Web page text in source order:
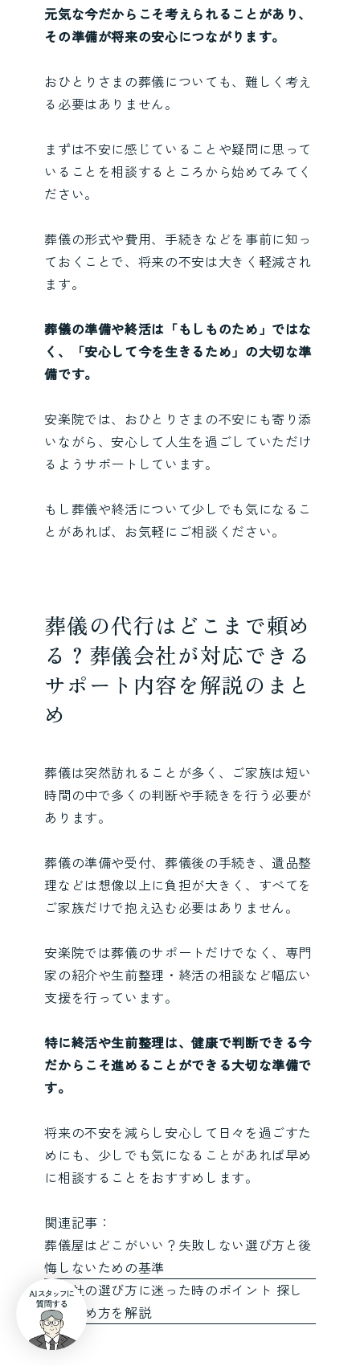
元気な今だからこそ考えられることがあり、
その準備が将来の安心につながります。
おひとりさまの葬儀についても、難しく考え
る必要はありません。
まずは不安に感じていることや疑問に思って
いることを相談するところから始めてみてく
ださい。
葬儀の形式や費用、手続きなどを事前に知っ
ておくことで、将来の不安は大きく軽減され
ます。
葬儀の準備や終活は「もしものため」ではな
く、「安心して今を生きるため」の大切な準
備です。
安楽院では、おひとりさまの不安にも寄り添
いながら、安心して人生を過ごしていただけ
るようサポートしています。
もし葬儀や終活について少しでも気になるこ
とがあれば、お気軽にご相談ください。
葬儀の代行はどこまで頼め
る？葬儀会社が対応できる
サポート内容を解説のまと
め
葬儀は突然訪れることが多く、ご家族は短い
時間の中で多くの判断や手続きを行う必要が
あります。
葬儀の準備や受付、葬儀後の手続き、遺品整
理などは想像以上に負担が大きく、すべてを
ご家族だけで抱え込む必要はありません。
安楽院では葬儀のサポートだけでなく、専門
家の紹介や生前整理・終活の相談など幅広い
支援を行っています。
特に終活や生前整理は、健康で判断できる今
だからこそ進めることができる大切な準備で
す。
将来の不安を減らし安心して日々を過ごすた
めにも、少しでも気になることがあれば早め
に相談することをおすすめします。
関連記事：
葬儀屋はどこがいい？失敗しない選び方と後
悔しないための基準
葬儀社の選び方に迷った時のポイント 探し
方や決め方を解説